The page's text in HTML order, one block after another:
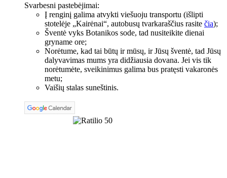
Svarbesni pastebėjimai:
Į renginį galima atvykti viešuoju transportu (išlipti
stotelėje „Kairėnai“, autobusų tvarkaraščius rasite čia);
Šventė vyks Botanikos sode, tad nusiteikite dienai
gryname ore;
Norėtume, kad tai būtų ir mūsų, ir Jūsų šventė, tad Jūsų
dalyvavimas mums yra didžiausia dovana. Jei vis tik
norėtumėte, sveikinimus galima bus pratęsti vakaronės
metu;
Vaišių stalas suneštinis.